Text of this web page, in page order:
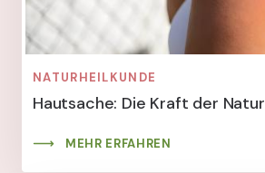
NATURHEILKUNDE
Hautsache: Die Kraft der Natur
MEHR ERFAHREN